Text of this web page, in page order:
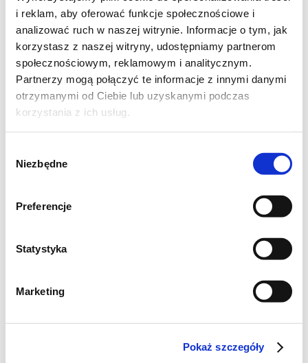
i reklam, aby oferować funkcje społecznościowe i
analizować ruch w naszej witrynie. Informacje o tym, jak
korzystasz z naszej witryny, udostępniamy partnerom
społecznościowym, reklamowym i analitycznym.
Partnerzy mogą połączyć te informacje z innymi danymi
otrzymanymi od Ciebie lub uzyskanymi podczas
korzystania z ich usług.
zgody
Niezbędne
Preferencje
Statystyka
Marketing
Pokaż szczegóły
Jak robić
1. Pomidorki umyć, pokroić na pół. Ułożyć na
blasze, uprzednio wyłożoną folią aluminiową.
Pomidory układać tak by miąższ był u góry.
2. W tym czasie nagrzać piekarnik na 120
stopni. Jak się nagrzeje, wstawić pomidory
zostawić tak na noc. Nie otwierać piekarnika
3. Wyjąć pomidory. Pokroić czosnek i włożyć
4. Włożyć pomidory do słoika, wrzucić